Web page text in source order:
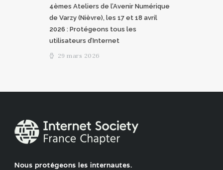
4èmes Ateliers de l’Avenir Numérique
de Varzy (Nièvre), les 17 et 18 avril
2026 : Protégeons tous les
utilisateurs d’Internet
29 mars 2026
Nous protégeons les internautes.